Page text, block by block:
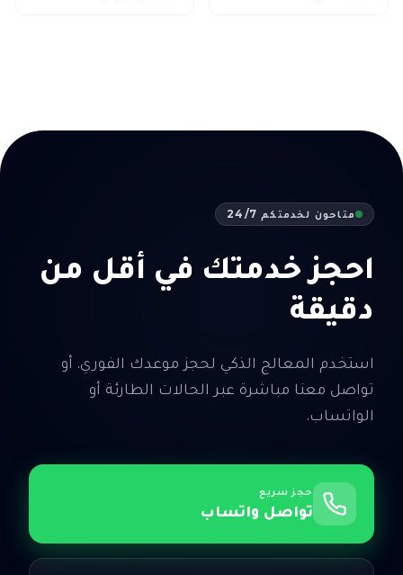
متاحون لخدمتكم 24/7
احجز خدمتك في أقل من
دقيقة
استخدم المعالج الذكي لحجز موعدك الفوري. أو
تواصل معنا مباشرة عبر الحالات الطارئة أو
الواتساب.
حجز سريع
تواصل واتساب